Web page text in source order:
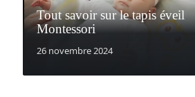
Tout savoir sur le tapis éveil
Montessori
26 novembre 2024